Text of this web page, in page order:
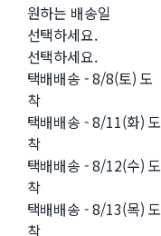
원하는 배송일
선택하세요.
선택하세요.
택배배송 - 8/8(토) 도
착
택배배송 - 8/11(화) 도
착
택배배송 - 8/12(수) 도
착
택배배송 - 8/13(목) 도
착